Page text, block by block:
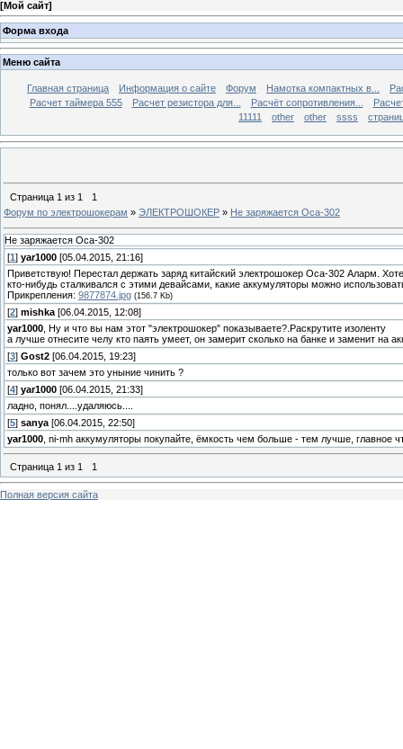
[Мой сайт]
Форма входа
Меню сайта
Главная страница Информация о сайте Форум Намотка компактных в...
Расчет таймера 555
Расчет резистора для... Расчёт сопротивления...
11111
other other ssss
Страница 1 из 1
1
Форум по электрошокерам » ЭЛЕКТРОШОКЕР » Не заряжается Оса-302
Не заряжается Оса-302
[1 ] yar1000 [05.04.2015, 21:16]
Приветствую! Перестал держать заряд китайский электрошокер Оса-302 Аларм.
кто-нибудь сталкивался с этими девайсами, какие аккумуляторы можно
Прикрепления: 9877874.jpg (156.7 Kb)
[2] mishka [06.04.2015, 12:08]
yar1000 , Ну и что вы нам этот "электрошокер" показываете?.Раскрутите изоленту
а лучше отнесите челу кто паять умеет, он замерит сколько на банке и заменит на
[3] Gost2 [06.04.2015, 19:23]
только вот зачем это уныние чинить ?
[4] yar1000 [06.04.2015, 21:33]
ладно, понял....удаляюсь....
[5] sanya [06.04.2015, 22:50]
yar1000 , ni-mh аккумуляторы покупайте, ёмкость чем больше - тем лучше, главное
Страница 1 из 1 1
Полная версия сайта